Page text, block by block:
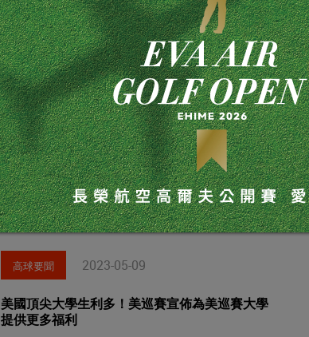
高球要聞 2023-05-25
廢除高爾夫娛樂稅案 獲致歷來最大進展
將交付黨團協商，跨出重要一步
高球要聞 2023-05-09
美國頂尖大學生利多！美巡賽宣佈為美巡賽大學
提供更多福利